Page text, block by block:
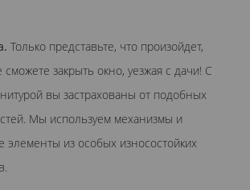
Только представьте, что произойдет,
закрыть окно, уезжая с дачи! С
вы застрахованы от подобных
Мы используем механизмы и
элементы из особых износостойких